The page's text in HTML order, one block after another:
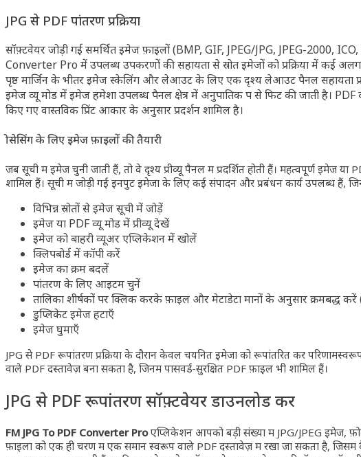
JPG से PDF रूपांतरण प्रक्रिया
सॉफ़्टवेयर जोड़ी गई समर्थित इमेज फ़ाइलों (BMP, GIF, JPEG/JPG, JPEG-2000,
Converter Pro में उपलब्ध उपकरणों की सहायता से स्रोत इमेजों को प्रक्रिया में कई
पृष्ठ मार्जिन के भीतर इमेज स्केलिंग और लेआउट के लिए एक दृश्य लेआउट पैनल सहायता
इमेज व्यू मोड में इमेज हमेशा उपलब्ध पैनल क्षेत्र में अनुपातिक रूप से फिट की जाती है।
किए गए वास्तविक प्रिंट आकार के अनुसार प्रदर्शन शामिल है।
प्रोसेसिंग के लिए इमेज फ़ाइलों की तैयारी
जब सूची में इमेज चुनी जाती हैं, तो वे दृश्य प्रीव्यू पैनल में प्रदर्शित होती हैं। महत्वपूर्ण इमेज
शामिल हैं। सूची में जोड़ी गई इनपुट इमेजों के लिए कई संपादन और प्रबंधन कार्य उपलब्ध हैं,
विभिन्न स्रोतों से इमेज सूची में जोड़ें
इमेज या PDF व्यू मोड में प्रीव्यू देखें
इमेज को बाहरी व्यूअर एप्लिकेशन में खोलें
क्लिपबोर्ड में कॉपी करें
इमेज का क्रम बदलें
रूपांतरण के लिए आइटम चुनें
तालिका शीर्षकों पर क्लिक करके फ़ाइल और मेटाडेटा मानों के अनुसार क्रमबद्ध
डुप्लिकेट इमेज हटाएँ
इमेज घुमाएँ
JPG से PDF रूपांतरण प्रक्रिया के दौरान केवल चयनित इमेजों को रूपांतरित कर
वाले PDF दस्तावेज़ बना सकता है, जिनमें पासवर्ड-सुरक्षित PDF फ़ाइलें भी शामिल हैं।
JPG से PDF रूपांतरण सॉफ़्टवेयर डाउनलोड करें
FM JPG To PDF Converter Proएप्लिकेशन आपको बड़ी संख्या में JPG/JPEG इमेज,
फ़ाइलों को एक ही चरण में एक समान स्वरूप वाले PDF दस्तावेज़ में रखा जा सकता है,